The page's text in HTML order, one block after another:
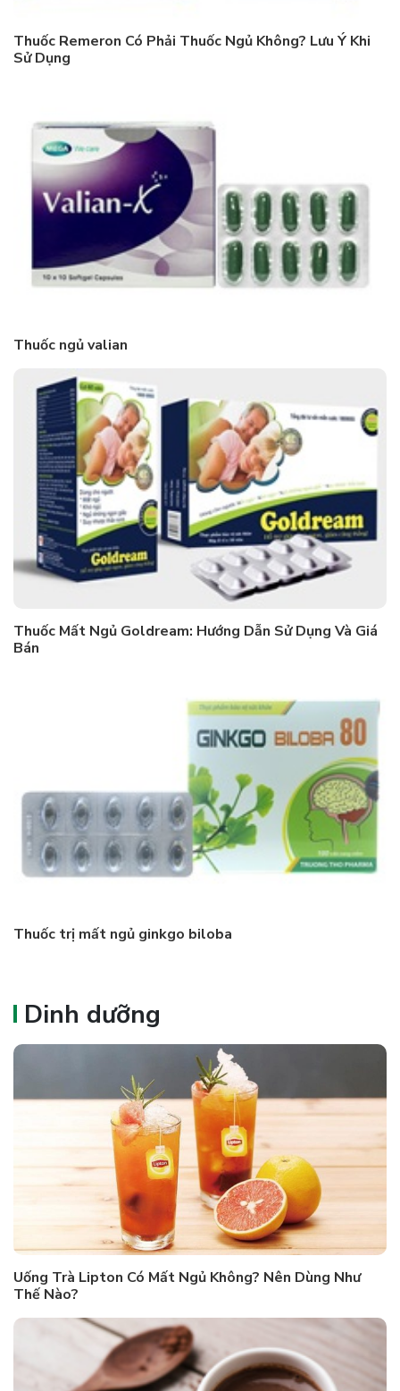
Thuốc Remeron Có Phải Thuốc Ngủ Không? Lưu Ý Khi
Sử Dụng
Thuốc ngủ valian
Thuốc Mất Ngủ Goldream: Hướng Dẫn Sử Dụng Và Giá
Bán
Thuốc trị mất ngủ ginkgo biloba
Dinh dưỡng
Uống Trà Lipton Có Mất Ngủ Không? Nên Dùng Như
Thế Nào?